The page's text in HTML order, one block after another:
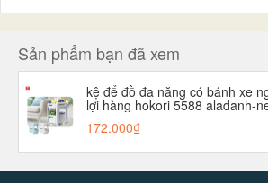
Sản phẩm bạn đã xem
kệ để đồ đa năng có bánh xe
lợi hàng hokori 5588 aladanh-
172.000₫